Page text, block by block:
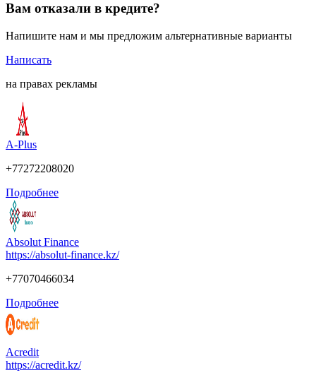
Вам отказали в кредите?
Напишите нам и мы предложим альтернативные варианты
Написать
на правах рекламы
A-Plus
+77272208020
Подробнее
Absolut Finance
https://absolut-finance.kz/
+77070466034
Подробнее
Acredit
https://acredit.kz/